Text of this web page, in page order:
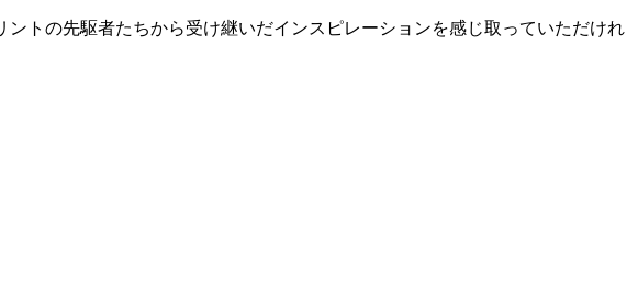
の先駆者たちから受け継いだインスピレーションを感じ取っていただけれ